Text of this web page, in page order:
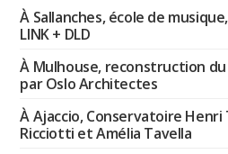
À Sallanches, école de
LINK + DLD
À Mulhouse, reconstruction du
par Oslo Architectes
À Ajaccio, Conservatoire Henri
Ricciotti et Amélia Tavella